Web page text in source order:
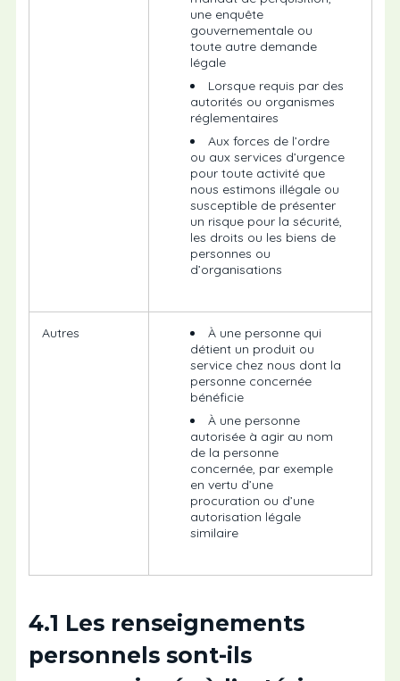
une enquête
gouvernementale ou
toute autre demande
légale
Lorsque requis par des
autorités ou organismes
réglementaires
Aux forces de l’ordre
ou aux services d’urgence
pour toute activité que
nous estimons illégale ou
susceptible de présenter
un risque pour la sécurité,
les droits ou les biens de
personnes ou
d’organisations
Autres
À une personne qui
détient un produit ou
service chez nous dont la
personne concernée
bénéficie
À une personne
autorisée à agir au nom
de la personne
concernée, par exemple
en vertu d’une
procuration ou d’une
autorisation légale
similaire
4.1 Les renseignements
personnels sont-ils